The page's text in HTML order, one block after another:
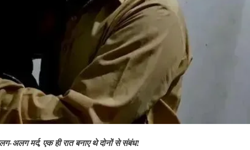
अलग मर्द, एक ही रात बनाए थे दोनों से संबंध!